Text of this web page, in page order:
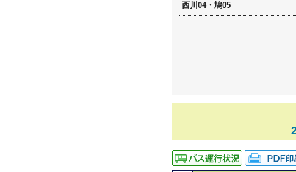
西川04・鳩05